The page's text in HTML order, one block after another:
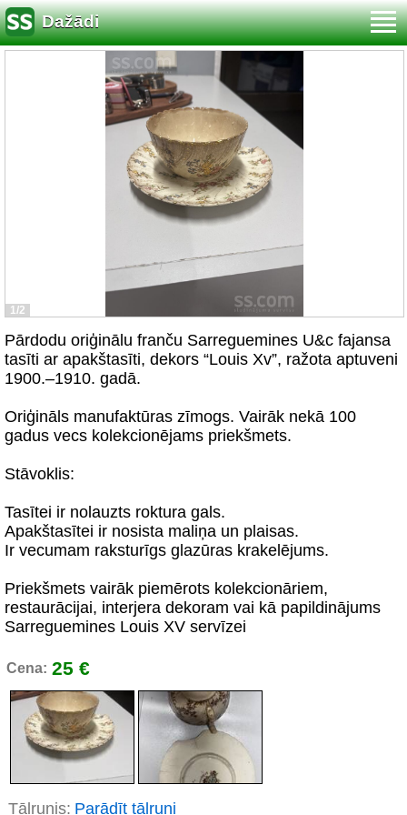
Dažādi
1/2
Pārdodu oriģinālu franču Sarreguemines U&c fajansa
tasīti ar apakštasīti, dekors “Louis Xv”, ražota aptuveni
1900.–1910. gadā.
Oriģināls manufaktūras zīmogs. Vairāk nekā 100
gadus vecs kolekcionējams priekšmets.
Stāvoklis:
Tasītei ir nolauzts roktura gals.
Apakštasītei ir nosista maliņa un plaisas.
Ir vecumam raksturīgs glazūras krakelējums.
Priekšmets vairāk piemērots kolekcionāriem,
restaurācijai, interjera dekoram vai kā papildinājums
Sarreguemines Louis XV servīzei
Cena: 25 €
Tālrunis: Parādīt tālruni